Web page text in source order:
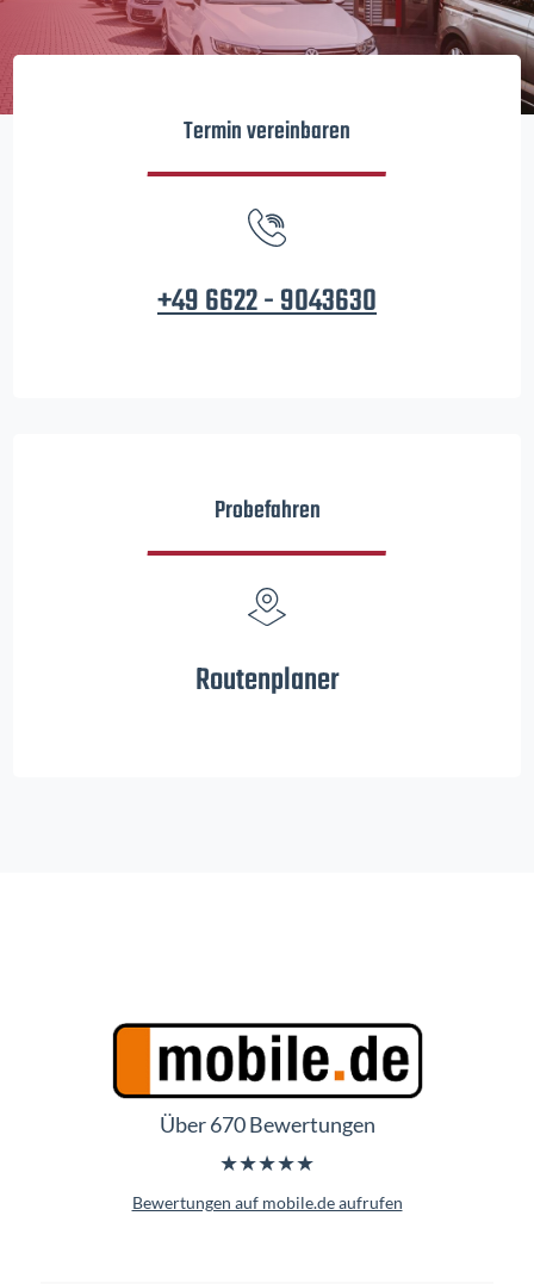
Termin vereinbaren
+49 6622 - 9043630
Probefahren
Routenplaner
Über 670 Bewertungen
★★★★★
Bewertungen auf mobile.de aufrufen